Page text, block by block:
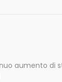
aumento di